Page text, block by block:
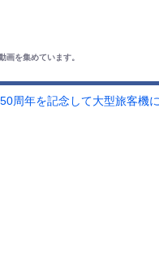
を集めています。
周年を記念して大型旅客機